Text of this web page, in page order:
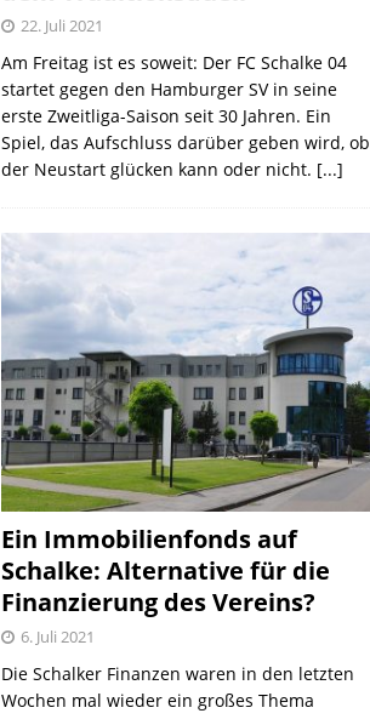
22. Juli 2021
Am Freitag ist es soweit: Der FC Schalke 04
startet gegen den Hamburger SV in seine
erste Zweitliga-Saison seit 30 Jahren. Ein
Spiel, das Aufschluss darüber geben wird, ob
der Neustart glücken kann oder nicht. [...]
Ein Immobilienfonds auf
Schalke: Alternative für die
Finanzierung des Vereins?
6. Juli 2021
Die Schalker Finanzen waren in den letzten
Wochen mal wieder ein großes Thema